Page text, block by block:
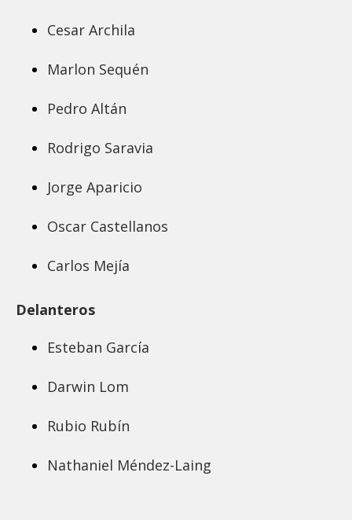
Cesar Archila
Marlon Sequén
Pedro Altán
Rodrigo Saravia
Jorge Aparicio
Oscar Castellanos
Carlos Mejía
Delanteros
Esteban García
Darwin Lom
Rubio Rubín
Nathaniel Méndez-Laing